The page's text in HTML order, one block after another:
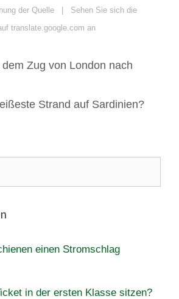
der Quelle | Sehen Sie sich die
translate.google.com an
Zug von London nach
Strand auf Sardinien?
einen Stromschlag
in der ersten Klasse sitzen?